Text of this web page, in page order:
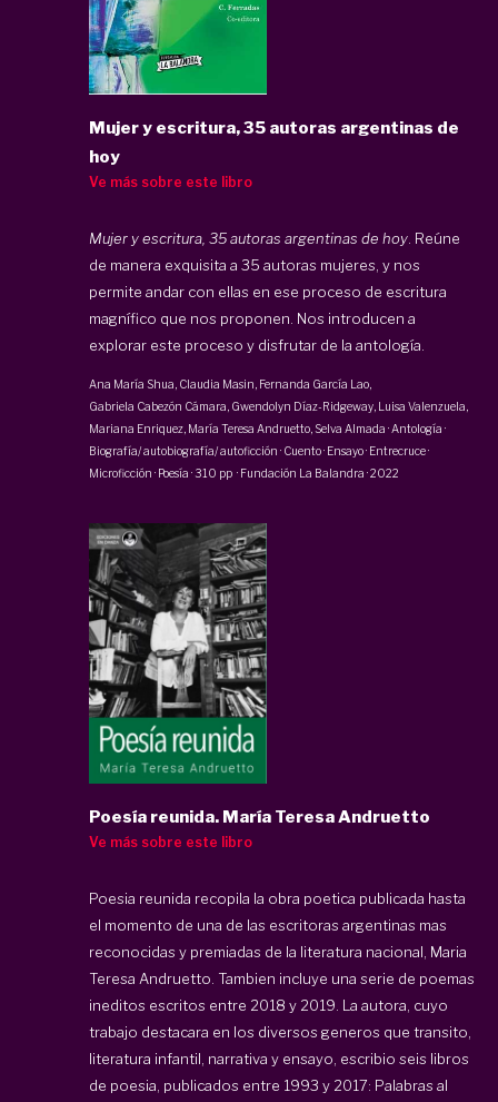
Mujer y escritura, 35 autoras argentinas de
hoy
Ve más sobre este libro
Mujer y escritura, 35 autoras argentinas de hoy . Reúne
de manera exquisita a 35 autoras mujeres, y nos
permite andar con ellas en ese proceso de escritura
magnífico que nos proponen. Nos introducen a
explorar este proceso y disfrutar de la antología.
Ana María Shua Claudia Masin Fernanda García Lao
Gabriela Cabezón Cámara Gwendolyn Díaz-Ridgeway Luisa Valenzuela
Mariana Enriquez María Teresa Andruetto Selva Almada · Antología ·
Biografía/ autobiografía/ autoficción · Cuento · Ensayo · Entrecruce ·
Microficción · Poesía ·310 pp · Fundación La Balandra ·2022
Poesía reunida. María Teresa Andruetto
Ve más sobre este libro
Poesia reunida recopila la obra poetica publicada hasta
el momento de una de las escritoras argentinas mas
reconocidas y premiadas de la literatura nacional, Maria
Teresa Andruetto. Tambien incluye una serie de poemas
ineditos escritos entre 2018 y 2019. La autora, cuyo
trabajo destacara en los diversos generos que transito,
literatura infantil, narrativa y ensayo, escribio seis libros
de poesia, publicados entre 1993 y 2017: Palabras al